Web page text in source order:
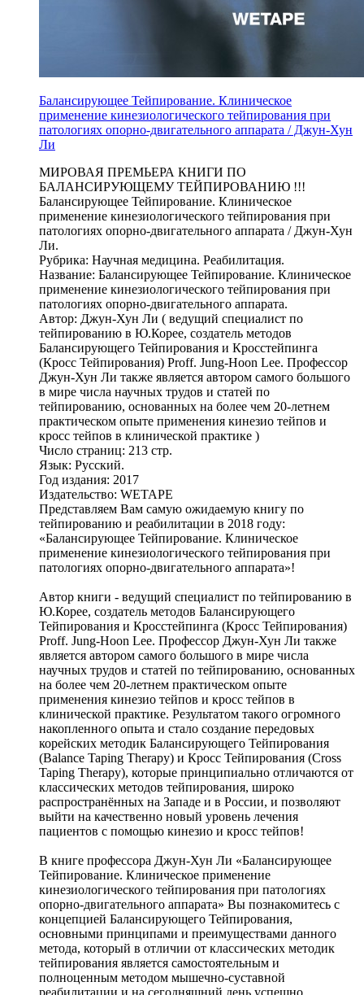
Балансирующее Тейпирование. Клиническое
применение кинезиологического тейпирования при
патологиях опорно-двигательного аппарата / Джун-Хун
Ли
МИРОВАЯ ПРЕМЬЕРА КНИГИ ПО
БАЛАНСИРУЮЩЕМУ ТЕЙПИРОВАНИЮ !!!
Балансирующее Тейпирование. Клиническое
применение кинезиологического тейпирования при
патологиях опорно-двигательного аппарата / Джун-Хун
Ли.
Рубрика: Научная медицина. Реабилитация.
Название: Балансирующее Тейпирование. Клиническое
применение кинезиологического тейпирования при
патологиях опорно-двигательного аппарата.
Автор: Джун-Хун Ли ( ведущий специалист по
тейпированию в Ю.Корее, создатель методов
Балансирующего Тейпирования и Кросстейпинга
(Кросс Тейпирования) Proff. Jung-Hoon Lee. Профессор
Джун-Хун Ли также является автором самого большого
в мире числа научных трудов и статей по
тейпированию, основанных на более чем 20-летнем
практическом опыте применения кинезио тейпов и
кросс тейпов в клинической практике )
Число страниц: 213 стр.
Язык: Русский.
Год издания: 2017
Издательство: WETAPE
Представляем Вам самую ожидаемую книгу по
тейпированию и реабилитации в 2018 году:
«Балансирующее Тейпирование. Клиническое
применение кинезиологического тейпирования при
патологиях опорно-двигательного аппарата»!
Автор книги - ведущий специалист по тейпированию в
Ю.Корее, создатель методов Балансирующего
Тейпирования и Кросстейпинга (Кросс Тейпирования)
Proff. Jung-Hoon Lee. Профессор Джун-Хун Ли также
является автором самого большого в мире числа
научных трудов и статей по тейпированию, основанных
на более чем 20-летнем практическом опыте
применения кинезио тейпов и кросс тейпов в
клинической практике. Результатом такого огромного
накопленного опыта и стало создание передовых
корейских методик Балансирующего Тейпирования
(Balance Taping Therapy) и Кросс Тейпирования (Cross
Taping Therapy), которые принципиально отличаются от
классических методов тейпирования, широко
распространённых на Западе и в России, и позволяют
выйти на качественно новый уровень лечения
пациентов с помощью кинезио и кросс тейпов!
В книге профессора Джун-Хун Ли «Балансирующее
Тейпирование. Клиническое применение
кинезиологического тейпирования при патологиях
опорно-двигательного аппарата» Вы познакомитесь с
концепцией Балансирующего Тейпирования,
основными принципами и преимуществами данного
метода, который в отличии от классических методик
тейпирования является самостоятельным и
полноценным методом мышечно-суставной
реабилитации и на сегодняшний день успешно